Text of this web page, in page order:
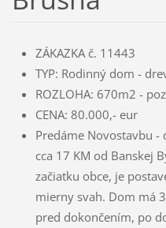
ZÁKAZKA č. 11443
TYP: Rodinný dom -
ROZLOHA: 670m2 -
CENA: 80.000,- eur
Predáme Novostavbu
cca 17 KM od Banskej
začiatku obce, je
mierny svah. Dom má
pred dokončením, po